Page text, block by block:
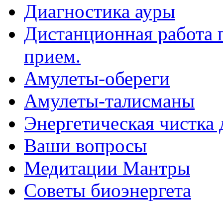
Диагностика ауры
Дистанционная
прием.
Амулеты-обереги
Амулеты-талисманы
Энергетическая
Ваши вопросы
Медитации Мантры
Советы биоэнергета